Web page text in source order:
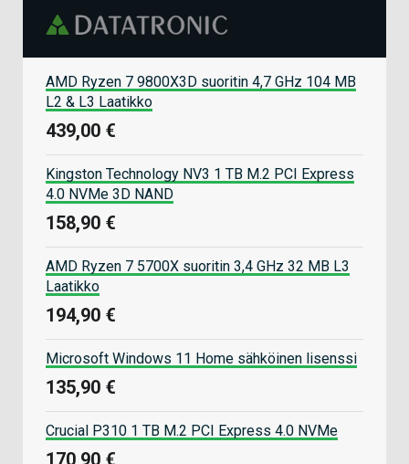
AMD Ryzen 7 9800X3D suoritin 4,7 GHz 104 MB
L2 & L3 Laatikko
439,00 €
Kingston Technology NV3 1 TB M.2 PCI Express
4.0 NVMe 3D NAND
158,90 €
AMD Ryzen 7 5700X suoritin 3,4 GHz 32 MB L3
Laatikko
194,90 €
Microsoft Windows 11 Home sähköinen lisenssi
135,90 €
Crucial P310 1 TB M.2 PCI Express 4.0 NVMe
170,90 €